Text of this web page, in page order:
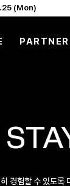
PARTNER
경험할 수 있도록